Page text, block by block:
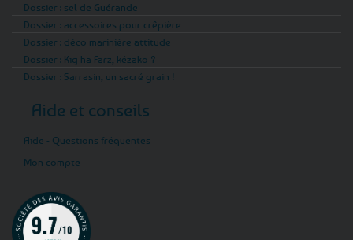
Dossier : sel de Guérande
Dossier : accessoires pour crêpière
Dossier : déco marinière attitude
Dossier : Kig ha Farz, kézako ?
Dossier : Sarrasin, un sacré grain !
Aide et conseils
Aide - Questions fréquentes
Mon compte